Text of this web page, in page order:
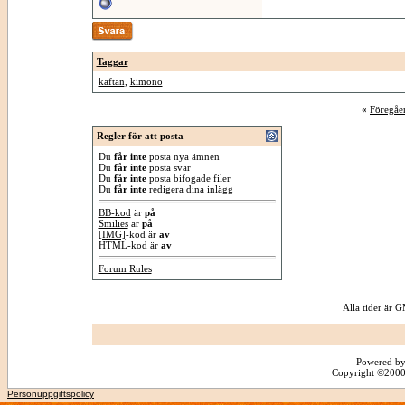
Taggar
kaftan kimono
«
Regler för att posta
Du får inteposta nya ämnen
Du får inteposta svar
Du får inteposta bifogade filer
Du får interedigera dina inlägg
BB-kod är på
Smiliesär på
[IMG]-kod är av
HTML-kod är av
Forum Rules
Alla tider är
Powered
Copyright
Personuppgiftspolicy